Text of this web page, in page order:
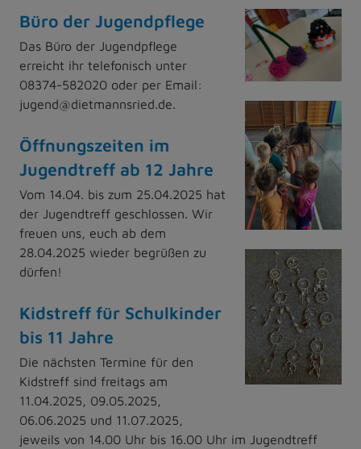
Büro der Jugendpflege
Das Büro der Jugendpflege
erreicht ihr telefonisch unter
08374-582020 oder per Email:
jugend@dietmannsried.de.
Öffnungszeiten im
Jugendtreff ab 12 Jahre
Vom 14.04. bis zum 25.04.2025 hat
der Jugendtreff geschlossen. Wir
freuen uns, euch ab dem
28.04.2025 wieder begrüßen zu
dürfen!
Kidstreff für Schulkinder
bis 11 Jahre
Die nächsten Termine für den
Kidstreff sind freitags am
11.04.2025, 09.05.2025,
06.06.2025 und 11.07.2025,
jeweils von 14.00 Uhr bis 16.00 Uhr im Jugendtreff